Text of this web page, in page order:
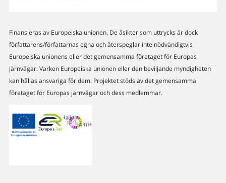
Finansieras av Europeiska unionen. De åsikter som uttrycks är dock
författarens/författarnas egna och återspeglar inte nödvändigtvis
Europeiska unionens eller det gemensamma företaget för Europas
järnvägar. Varken Europeiska unionen eller den beviljande myndigheten
kan hållas ansvariga för dem. Projektet stöds av det gemensamma
företaget för Europas järnvägar och dess medlemmar.